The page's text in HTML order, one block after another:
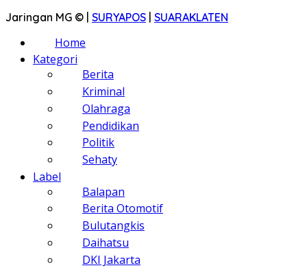
Jaringan MG © | SURYAPOS | SUARAKLATEN
Home
Kategori
Berita
Kriminal
Olahraga
Pendidikan
Politik
Sehaty
Label
Balapan
Berita Otomotif
Bulutangkis
Daihatsu
DKI Jakarta